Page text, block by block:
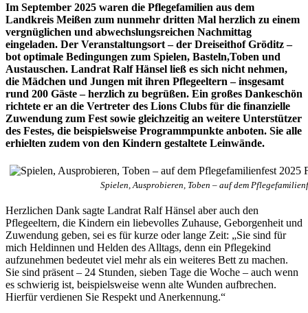
Im September 2025 waren die Pflegefamilien aus dem
Landkreis Meißen zum nunmehr dritten Mal herzlich zu einem
vergnüglichen und abwechslungsreichen Nachmittag
eingeladen. Der Veranstaltungsort – der Dreiseithof Gröditz –
bot optimale Bedingungen zum Spielen, Basteln,Toben und
Austauschen. Landrat Ralf Hänsel ließ es sich nicht nehmen,
die Mädchen und Jungen mit ihren Pflegeeltern – insgesamt
rund 200 Gäste – herzlich zu begrüßen. Ein großes Dankeschön
richtete er an die Vertreter des Lions Clubs für die finanzielle
Zuwendung zum Fest sowie gleichzeitig an weitere Unterstützer
des Festes, die beispielsweise Programmpunkte anboten. Sie alle
erhielten zudem von den Kindern gestaltete Leinwände.
Spielen, Ausprobieren, Toben – auf dem
Herzlichen Dank sagte Landrat Ralf Hänsel aber auch den
Pflegeeltern, die Kindern ein liebevolles Zuhause, Geborgenheit und
Zuwendung geben, sei es für kurze oder lange Zeit: „Sie sind für
mich Heldinnen und Helden des Alltags, denn ein Pflegekind
aufzunehmen bedeutet viel mehr als ein weiteres Bett zu machen.
Sie sind präsent – 24 Stunden, sieben Tage die Woche – auch wenn
es schwierig ist, beispielsweise wenn alte Wunden aufbrechen.
Hierfür verdienen Sie Respekt und Anerkennung.“